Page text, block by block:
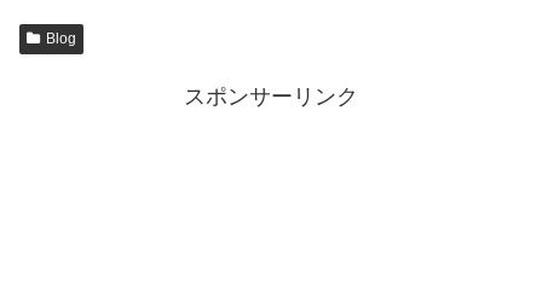
Blog
スポンサーリンク